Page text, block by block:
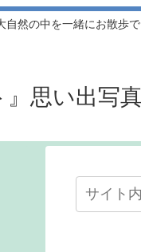
然の中を一緒にお散歩
思い出写